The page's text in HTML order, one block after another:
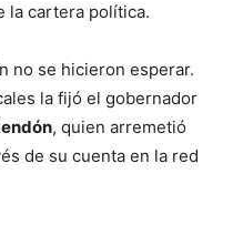
la cartera política.
no se hicieron esperar.
la fijó el gobernador
, quien arremetió
de su cuenta en la red